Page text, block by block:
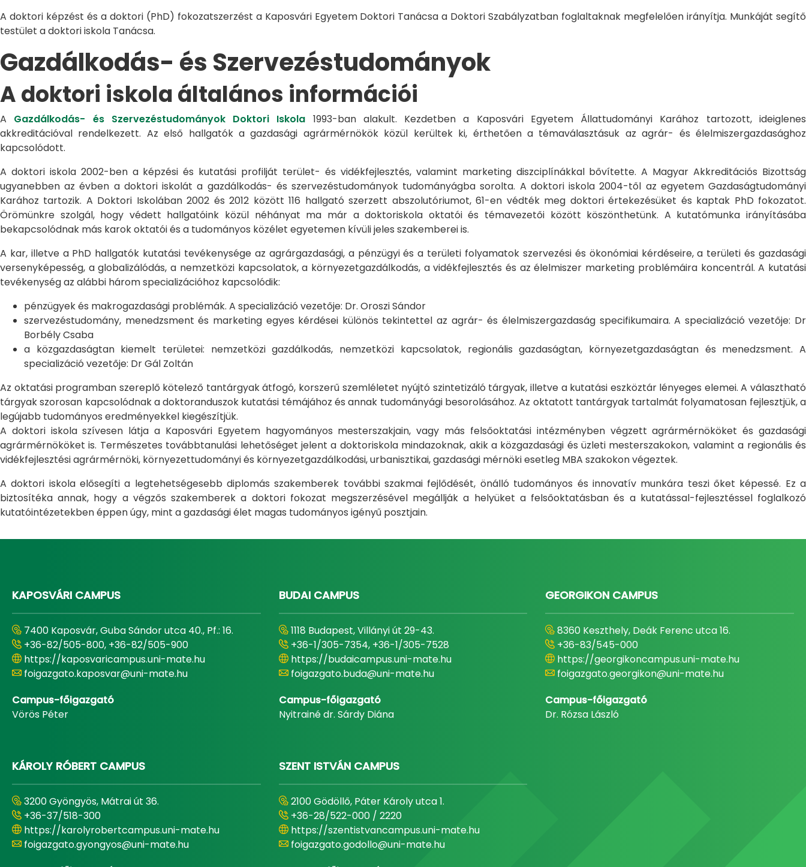
A doktori képzést és a doktori (PhD) fokozatszerzést a Kaposvári Egyetem Doktori Tanácsa a Doktori Szabályzatban foglaltaknak megfelelően irányítja. Munkáját segítő
testület a doktori iskola Tanácsa.
Gazdálkodás- és Szervezéstudományok
A doktori iskola általános információi
A Gazdálkodás- és Szervezéstudományok Doktori Iskola 1993-ban alakult. Kezdetben a Kaposvári Egyetem Állattudományi Karához tartozott, ideiglenes
akkreditációval rendelkezett. Az első hallgatók a gazdasági agrármérnökök közül kerültek ki, érthetően a témaválasztásuk az agrár- és élelmiszergazdasághoz
kapcsolódott.
A doktori iskola 2002-ben a képzési és kutatási profilját terület- és vidékfejlesztés, valamint marketing diszciplínákkal bővítette. A Magyar Akkreditációs Bizottság
ugyanebben az évben a doktori iskolát a gazdálkodás- és szervezéstudományok tudományágba sorolta. A doktori iskola 2004-től az egyetem Gazdaságtudományi
Karához tartozik. A Doktori Iskolában 2002 és 2012 között 116 hallgató szerzett abszolutóriumot, 61-en védték meg doktori értekezésüket és kaptak PhD fokozatot.
Örömünkre szolgál, hogy védett hallgatóink közül néhányat ma már a doktoriskola oktatói és témavezetői között köszönthetünk. A kutatómunka irányításába
bekapcsolódnak más karok oktatói és a tudományos közélet egyetemen kívüli jeles szakemberei is.
A kar, illetve a PhD hallgatók kutatási tevékenysége az agrárgazdasági, a pénzügyi és a területi folyamatok szervezési és ökonómiai kérdéseire, a területi és gazdasági
versenyképesség, a globalizálódás, a nemzetközi kapcsolatok, a környezetgazdálkodás, a vidékfejlesztés és az élelmiszer marketing problémáira koncentrál. A kutatási
tevékenység az alábbi három specializációhoz kapcsolódik:
pénzügyek és makrogazdasági problémák. A specializáció vezetője: Dr. Oroszi Sándor
szervezéstudomány, menedzsment és marketing egyes kérdései különös tekintettel az agrár- és élelmiszergazdaság specifikumaira. A specializáció vezetője: Dr
Borbély Csaba
a közgazdaságtan kiemelt területei: nemzetközi gazdálkodás, nemzetközi kapcsolatok, regionális gazdaságtan, környezetgazdaságtan és menedzsment. A
specializáció vezetője: Dr Gál Zoltán
Az oktatási programban szereplő kötelező tantárgyak átfogó, korszerű szemléletet nyújtó szintetizáló tárgyak, illetve a kutatási eszköztár lényeges elemei. A választható
tárgyak szorosan kapcsolódnak a doktoranduszok kutatási témájához és annak tudományági besorolásához. Az oktatott tantárgyak tartalmát folyamatosan fejlesztjük, a
legújabb tudományos eredményekkel kiegészítjük.
A doktori iskola szívesen látja a Kaposvári Egyetem hagyományos mesterszakjain, vagy más felsőoktatási intézményben végzett agrármérnököket és gazdasági
agrármérnököket is. Természetes továbbtanulási lehetőséget jelent a doktoriskola mindazoknak, akik a közgazdasági és üzleti mesterszakokon, valamint a regionális és
vidékfejlesztési agrármérnöki, környezettudományi és környezetgazdálkodási, urbanisztikai, gazdasági mérnöki esetleg MBA szakokon végeztek.
A doktori iskola elősegíti a legtehetségesebb diplomás szakemberek további szakmai fejlődését, önálló tudományos és innovatív munkára teszi őket képessé. Ez a
biztosítéka annak, hogy a végzős szakemberek a doktori fokozat megszerzésével megállják a helyüket a felsőoktatásban és a kutatással-fejlesztéssel foglalkozó
kutatóintézetekben éppen úgy, mint a gazdasági élet magas tudományos igényű posztjain.
KAPOSVÁRI CAMPUS
7400 Kaposvár, Guba Sándor utca 40., Pf.: 16.
+36-82/505-800, +36-82/505-900
https://kaposvaricampus.uni-mate.hu
foigazgato.kaposvar@uni-mate.hu
Campus-főigazgató
Vörös Péter
BUDAI CAMPUS
1118 Budapest, Villányi út 29-43.
+36-1/305-7354, +36-1/305-7528
https://budaicampus.uni-mate.hu
foigazgato.buda@uni-mate.hu
Campus-főigazgató
Nyitrainé dr. Sárdy Diána
GEORGIKON CAMPUS
8360 Keszthely, Deák Ferenc utca 16.
+36-83/545-000
https://georgikoncampus.uni-mate.hu
foigazgato.georgikon@uni-mate.hu
Campus-főigazgató
Dr. Rózsa László
KÁROLY RÓBERT CAMPUS
3200 Gyöngyös, Mátrai út 36.
+36-37/518-300
https://karolyrobertcampus.uni-mate.hu
foigazgato.gyongyos@uni-mate.hu
SZENT ISTVÁN CAMPUS
2100 Gödöllő, Páter Károly utca 1.
+36-28/522-000 / 2220
https://szentistvancampus.uni-mate.hu
foigazgato.godollo@uni-mate.hu